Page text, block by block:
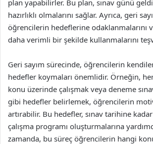
plan yapabilirler. Bu plan, sınav günü
hazırlıklı olmalarını sağlar. Ayrıca, geri
öğrencilerin hedeflerine odaklanmalarını
daha verimli bir şekilde kullanmalarını
Geri sayım sürecinde, öğrencilerin
hedefler koymaları önemlidir. Örneğin,
konu üzerinde çalışmak veya deneme
gibi hedefler belirlemek, öğrencilerin
artırabilir. Bu hedefler, sınav tarihine
çalışma programı oluşturmalarına
zamanda, bu süreç öğrencilerin hangi